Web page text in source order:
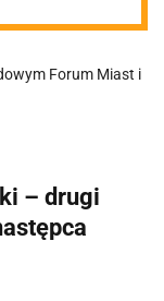
Forum Miast i
– drugi